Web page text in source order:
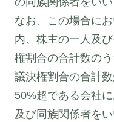
なお、この場合に
内、株主の一人及
権割合の合計数の
議決権割合の合計
50%超である会社
及び同族関係者をい